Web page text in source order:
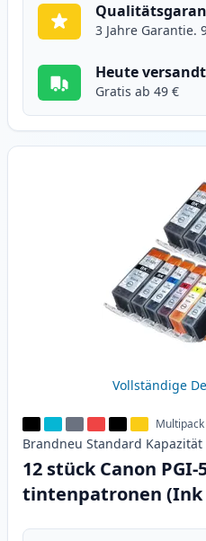
3 Jahre Garantie.
Heute versandt
Gratis ab 49 €
Vollständige
Multipack
Brandneu Standard Kapazität
12 stück Canon PGI-
tintenpatronen (Ink